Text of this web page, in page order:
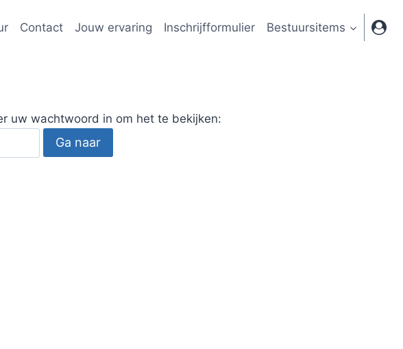
Contact Jouw ervaring Inschrijfformulier Bestuursitems
uw wachtwoord in om het te bekijken: